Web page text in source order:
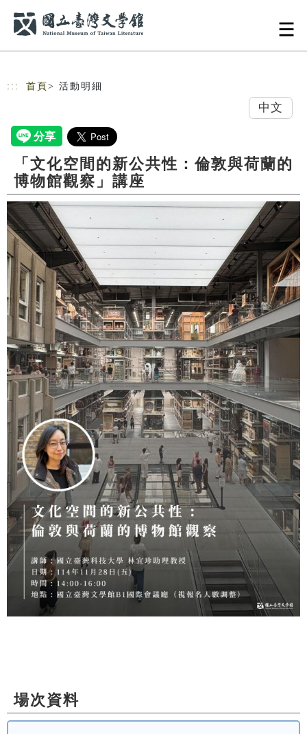
::: 首頁 > 活動明細
中文
「文化空間的新公共性：倫敦與荷蘭的
博物館觀察」講座
場次資料